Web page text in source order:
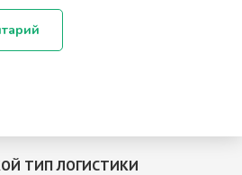
ТИП ЛОГИСТИКИ